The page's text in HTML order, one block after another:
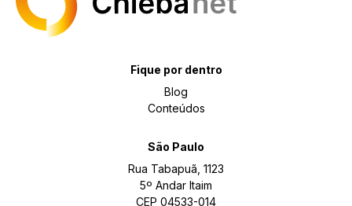
Fique por dentro
Blog
Conteúdos
São Paulo
Rua Tabapuã, 1123
5º Andar Itaim
CEP 04533-014